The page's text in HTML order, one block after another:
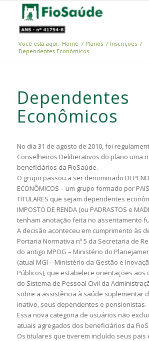
Você está aqui: Home / Planos / Inscrições /
Dependentes Econômicos
Dependentes
Econômicos
No dia 31 de agosto de 2010, foi
Conselheiros Deliberativos do plano uma
beneficiários da FioSaúde.
O grupo passou a ser denominado
ECONÔMICOS – um grupo formado por
TITULARES que sejam dependentes
IMPOSTO DE RENDA (ou PADRASTOS e
tenham anotação feita no assentamento
A decisão aconteceu em cumprimento às
Portaria Normativa nº 5 da Secretaria de
do antigo MPOG – Ministério do
(atual MGI – Ministério da Gestão e
Públicos), que estabelece orientações aos
do Sistema de Pessoal Civil da
sobre a assistência à saúde suplementar
inativo, seus dependentes e pensionistas.
Essa nova categoria de usuários não
atuais agregados dos beneficiários da
Os titulares que tiverem incluído seus pais